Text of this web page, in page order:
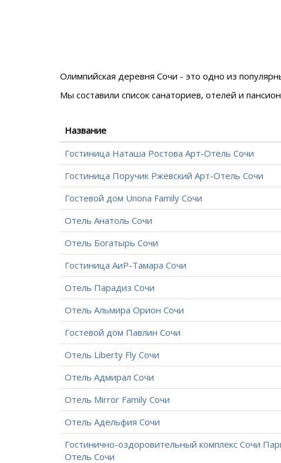
Олимпийская деревня Сочи - это одно из
Мы составили список санаториев, отелей и
Название
Гостиница Наташа Ростова Арт-Отель Сочи
Гостиница Поручик Ржевский Арт-Отель Сочи
Гостевой дом Unona Family Сочи
Отель Анатоль Сочи
Отель Богатырь Сочи
Гостиница АиР-Тамара Сочи
Отель Парадиз Сочи
Отель Альмира Орион Сочи
Гостевой дом Павлин Сочи
Отель Liberty Fly Сочи
Отель Адмирал Сочи
Отель Mirror Family Сочи
Отель Адельфия Сочи
Гостинично-оздоровительный комплекс Сочи
Отель Сочи